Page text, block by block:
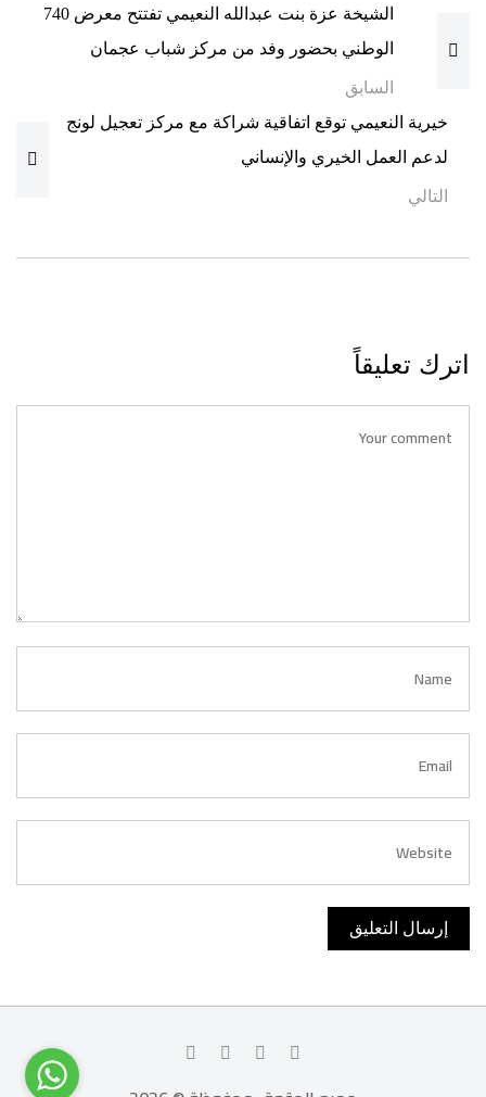
navigation
الشيخة عزة بنت عبدالله النعيمي تفتتح معرض 740
الوطني بحضور وفد من مركز شباب عجمان
السابق
خيرية النعيمي توقع اتفاقية شراكة مع مركز تعجيل لونج
لدعم العمل الخيري والإنساني
التالي
اترك تعليقاً